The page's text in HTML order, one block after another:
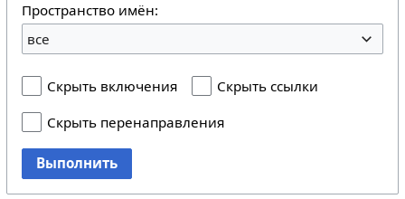
Пространство имён:
все
Скрыть включения
Скрыть ссылки
Скрыть перенаправления
Выполнить